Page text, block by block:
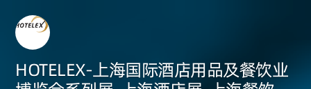
HOTELEX-上海国际酒店用品及餐饮业